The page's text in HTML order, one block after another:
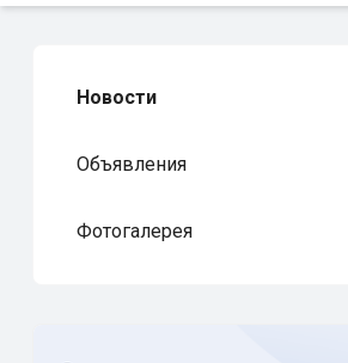
Новости
Объявления
Фотогалерея